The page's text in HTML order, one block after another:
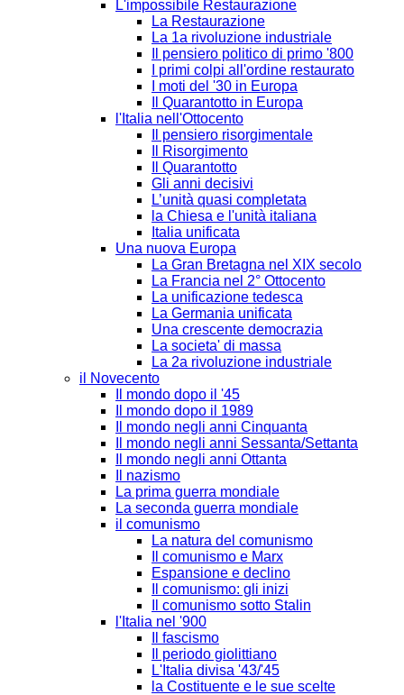
L'impossibile Restaurazione
La Restaurazione
La 1a rivoluzione industriale
Il pensiero politico di primo '800
I primi colpi all'ordine restaurato
I moti del '30 in Europa
Il Quarantotto in Europa
l'Italia nell'Ottocento
Il pensiero risorgimentale
Il Risorgimento
Il Quarantotto
Gli anni decisivi
L’unità quasi completata
la Chiesa e l'unità italiana
Italia unificata
Una nuova Europa
La Gran Bretagna nel XIX secolo
La Francia nel 2° Ottocento
La unificazione tedesca
La Germania unificata
Una crescente democrazia
La societa' di massa
La 2a rivoluzione industriale
il Novecento
Il mondo dopo il '45
Il mondo dopo il 1989
Il mondo negli anni Cinquanta
Il mondo negli anni Sessanta/Settanta
Il mondo negli anni Ottanta
Il nazismo
La prima guerra mondiale
La seconda guerra mondiale
il comunismo
La natura del comunismo
Il comunismo e Marx
Espansione e declino
Il comunismo: gli inizi
Il comunismo sotto Stalin
l'Italia nel '900
Il fascismo
Il periodo giolittiano
L'Italia divisa '43/'45
la Costituente e le sue scelte